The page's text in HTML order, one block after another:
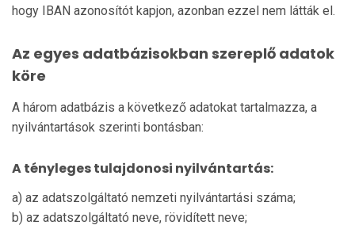
hogy IBAN azonosítót kapjon, azonban ezzel nem lát­ták el.
Az egyes adatbázisokban szereplő adatok
köre
A három adatbázis a következő adatokat tartalmazza, a
nyil­vántartások szerinti bontásban:
A tényleges tulajdonosi nyilvántartás:
a) az adatszolgáltató nemzeti nyilvántartási száma;
b) az adatszolgáltató neve, rövidített neve;